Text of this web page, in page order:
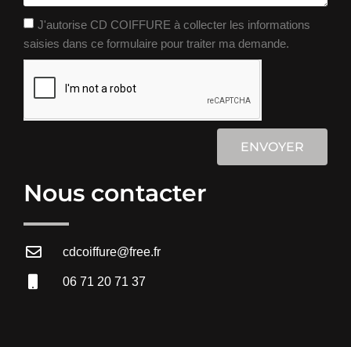
J'autorise CD COIFFURE à collecter les informations
saisies dans ce formulaire pour traiter ma demande.
ENVOYER
Nous contacter
cdcoiffure@free.fr
06 71 20 71 37